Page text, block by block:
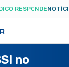
RESPONDE
no